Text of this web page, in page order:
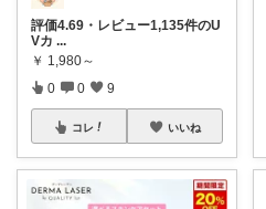
評価4.69・レビュー1,135件のU
Vカ ...
￥ 1,980～
0 0 9
コレ いいね